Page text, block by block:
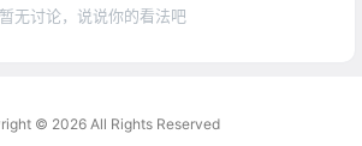
暂无讨论，说说你的看法吧
© 2026 All Rights Reserved